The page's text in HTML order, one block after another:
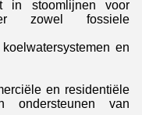
in stoomlijnen voor
zowel fossiele
en
en residentiële
van